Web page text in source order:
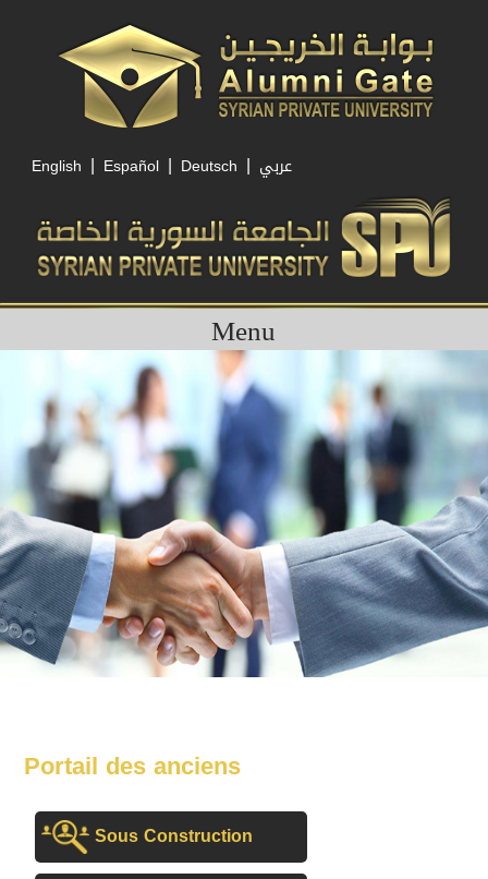
English | Español | Deutsch | عربي
Menu
Portail des anciens
Sous Construction